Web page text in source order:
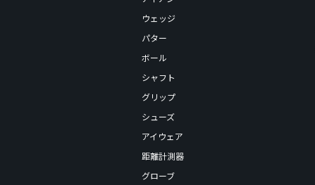
ウェッジ
パター
ボール
シャフト
グリップ
シューズ
アイウェア
距離計測器
グローブ